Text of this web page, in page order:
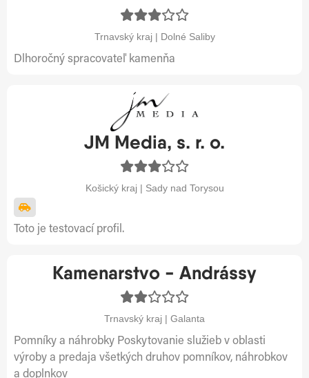
Trnavský kraj | Dolné Saliby
Dlhoročný spracovateľ kamenňa
JM Media, s. r. o.
Košický kraj | Sady nad Torysou
Toto je testovací profil.
Kamenarstvo - Andrássy
Trnavský kraj | Galanta
Pomníky a náhrobky Poskytovanie služieb v oblasti
výroby a predaja všetkých druhov pomníkov, náhrobkov
a doplnkov